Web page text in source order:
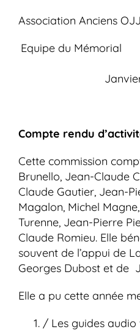
Association Anciens
Equipe
Compte rendu
Cette commission
Brunello, Jean-Claude
Claude Gautier, Jean-
Magalon, Michel
Turenne, Jean-Pierre
Claude Romieu. Elle
souvent de l’appui de
Georges Dubost et de
Elle a pu cette année
/ Les guides audio